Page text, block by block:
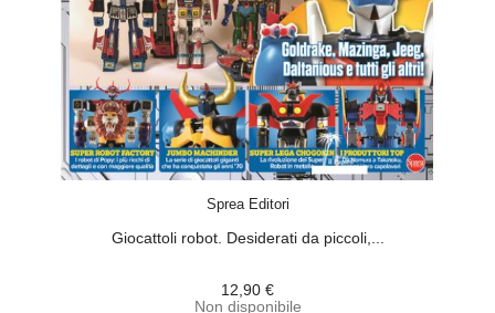
Sprea Editori
Giocattoli robot. Desiderati da piccoli,...
12,90 €
Non disponibile